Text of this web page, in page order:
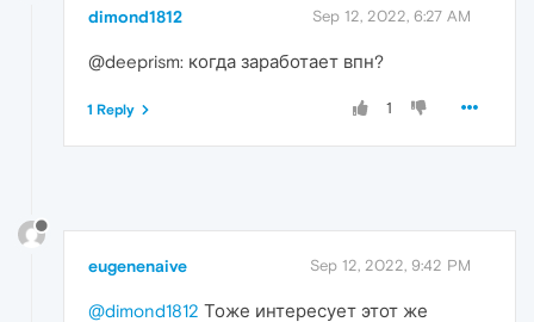
dimond1812 Sep 12, 2022, 6:27 AM
@deeprism: когда заработает впн?
1
1 Reply
eugenenaive Sep 12, 2022, 9:42 PM
@dimond1812 Тоже интересует этот же